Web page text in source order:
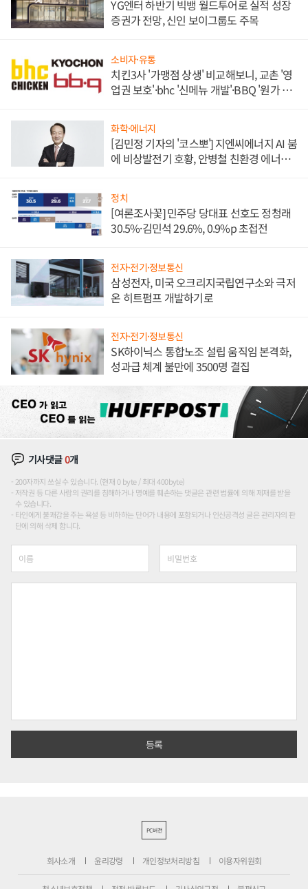
YG엔터 하반기 빅뱅 월드투어로 실적 성장
증권가 전망, 신인 보이그룹도 주목
소비자·유통
치킨3사 '가맹점 상생' 비교해보니, 교촌 '영
업권 보호'·bhc '신메뉴 개발'·BBQ '원가 부
화학·에너지
[김민정 기자의 '코스뽀'] 지엔씨에너지 AI 붐
에 비상발전기 호황, 안병철 친환경 에너지
정치
[여론조사꽃] 민주당 당대표 선호도 정청래
30.5%·김민석 29.6%, 0.9%p 초접전
전자·전기·정보통신
삼성전자, 미국 오크리지국립연구소와 극저
온 히트펌프 개발하기로
전자·전기·정보통신
SK하이닉스 통합노조 설립 움직임 본격화,
성과급 체계 불만에 3500명 결집
기사댓글0개
200자까지 쓰실 수 있습니다. (현재 0 byte / 최대 400byte)
저작권 등 다른 사람의 권리를 침해하거나 명예를 훼손하는 댓글은 관련 법률에 의해 제재를 받을
수 있습니다.
타인에게 불쾌감을 주는 욕설 등 비하하는 단어가 내용에 포함되거나 인신공격성 글은 관리자의 판
단에 의해 삭제 합니다.
PC버전
회사소개 윤리강령 개인정보처리방침 이용자위원회